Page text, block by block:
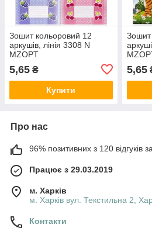
Зошит кольоровий 12
аркушів, лінія 3308 N
MZOPT
5,65 ₴
Купити
Зошит
5,65
Про нас
96% позитивних з 120 відгуків
Працює з 29.03.2019
м. Харків
м. Харків вул. Текстильна 2,
Контакти